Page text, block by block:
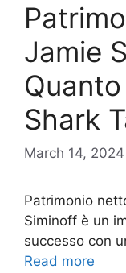
Jamie
Shark
March 14, 2024
Patrimonio
Siminoff è un
successo con
Read more